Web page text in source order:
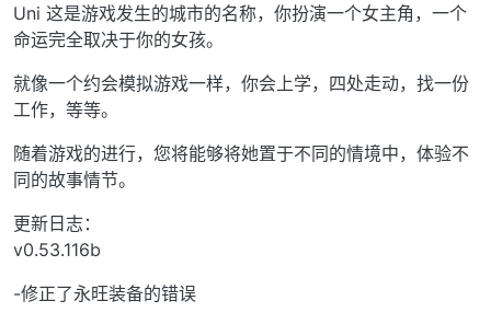
Uni 这是游戏发生的城市的名称，你扮演一个女主角，一个
命运完全取决于你的女孩。
就像一个约会模拟游戏一样，你会上学，四处走动，找一份
工作，等等。
随着游戏的进行，您将能够将她置于不同的情境中，体验不
同的故事情节。
更新日志：
v0.53.116b
-修正了永旺装备的错误